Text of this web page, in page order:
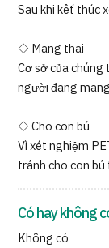
Sau khi kết thúc
◇ Mang thai
Cơ sở của
người đang
◇ Cho con bú
Vì xét nghiệm
tránh cho con
Có hay không
Không có